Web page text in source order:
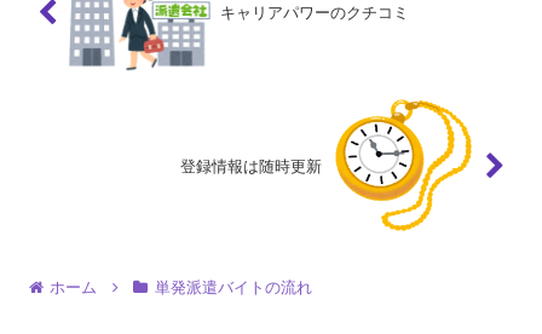
キャリアパワーのクチコミ
登録情報は随時更新
ホーム 単発派遣バイトの流れ